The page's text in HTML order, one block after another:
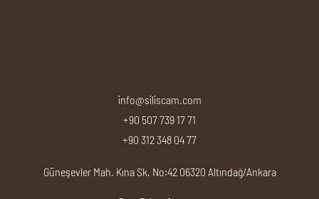
info@siliscam.com
+90 507 739 17 71
+90 312 348 04 77
Güneşevler Mah. Kına Sk. No:42 06320 Altındağ/Ankara